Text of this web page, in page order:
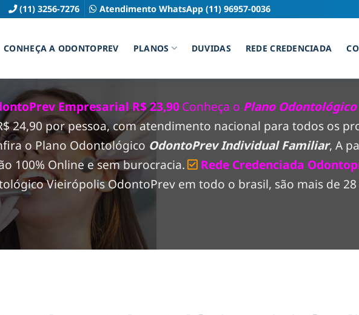
(11) 3256-7276 Atendimento WhatsApp (11) 96957-0036
CONHEÇA A ODONTOPREV PLANOS DUVIDAS REDE CREDENCIADA
Empresarial R$ 23,90Conheça o Plano Odontológico
24,90 por pessoa, com atendimento nacional para todos os
o Plano Odontológico OdontoPrev Individual Familiar, A
100% Online e sem burocracia.
Rede Credenciada
Vieirópolis OdontoPrev em todo o brasil, são mais de